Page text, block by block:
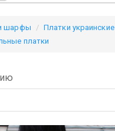
шарфы
Платки украинские
платки